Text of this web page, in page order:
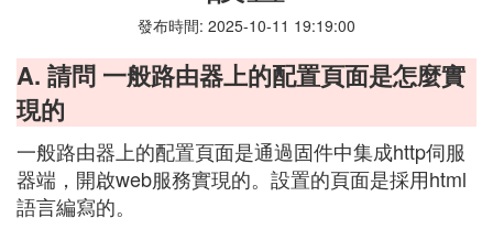
發布時間: 2025-10-11 19:19:00
A. 請問 一般路由器上的配置頁面是怎麼實
現的
一般路由器上的配置頁面是通過固件中集成http伺服
器端，開啟web服務實現的。設置的頁面是採用html
語言編寫的。